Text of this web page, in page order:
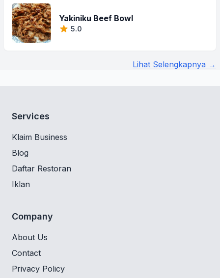
Yakiniku Beef Bowl
5.0
Lihat Selengkapnya →
Services
Klaim Business
Blog
Daftar Restoran
Iklan
Company
About Us
Contact
Privacy Policy